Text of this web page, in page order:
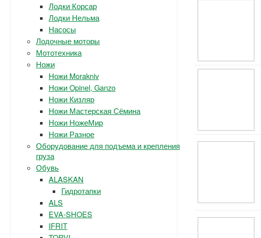
Лодки Корсар
Лодки Нельма
Насосы
Лодочные моторы
Мототехника
Ножи
Ножи Morakniv
Ножи Opinel, Ganzo
Ножи Кизляр
Ножи Мастерская Сёмина
Ножи НожеМир
Ножи Разное
Оборудование для подъема и крепления
груза
Обувь
ALASKAN
Гидротапки
ALS
EVA-SHOES
IFRIT